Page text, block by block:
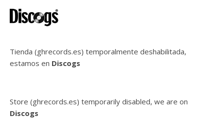
Tienda (ghrecords.es) temporalmente deshabilitada,
estamos en Discogs
Store (ghrecords.es) temporarily disabled, we are on
Discogs